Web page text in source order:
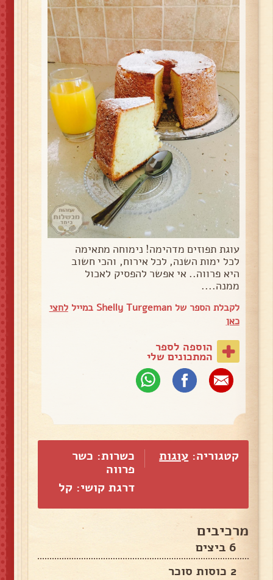
עוגת תפוזים מדהימה! נימוחה מתאימה
לכל ימות השנה, לכל אירוח, והכי חשוב
היא פרווה.. אי אפשר להפסיק לאכול
ממנה....
לקבלת הספר של Shelly Turgeman במייל
לחצי
כאן
הוספה לספר
המתכונים שלי
קטגוריה: עוגות
כשרות: כשר
פרווה
דרגת קושי: קל
מרכיבים
6 ביצים
2 כוסות סוכר